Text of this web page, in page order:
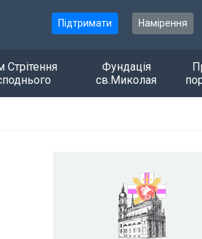
Підтримати Намірення
Стрітення
Фундація
св.Миколая